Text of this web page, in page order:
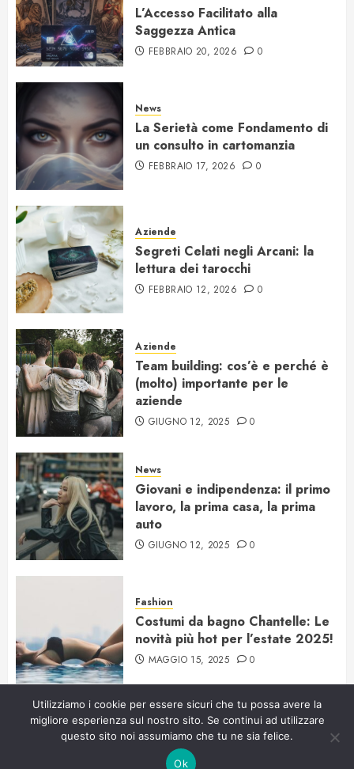
L’Accesso Facilitato alla
Saggezza Antica
FEBBRAIO 20, 2026 0
News
La Serietà come Fondamento di
un consulto in cartomanzia
FEBBRAIO 17, 2026 0
Aziende
Segreti Celati negli Arcani: la
lettura dei tarocchi
FEBBRAIO 12, 2026 0
Aziende
Team building: cos’è e perché è
(molto) importante per le
aziende
GIUGNO 12, 2025 0
News
Giovani e indipendenza: il primo
lavoro, la prima casa, la prima
auto
GIUGNO 12, 2025 0
Fashion
Costumi da bagno Chantelle: Le
novità più hot per l’estate 2025!
MAGGIO 15, 2025 0
Copyright © Starlight Agency. Inserto di Area Media Press -
Testata giornalistica registrata presso il Tribunale di Savona
Utilizziamo i cookie per essere sicuri che tu possa avere la
migliore esperienza sul nostro sito. Se continui ad utilizzare
questo sito noi assumiamo che tu ne sia felice.
Ok